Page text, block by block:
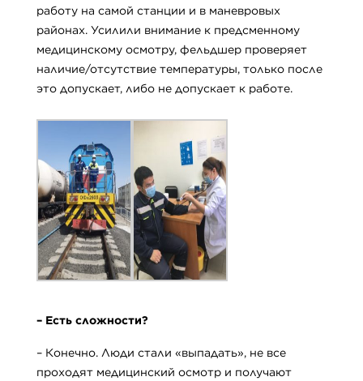
работу на самой станции и в маневровых
районах. Усилили внимание к предсменному
медицинскому осмотру, фельдшер проверяет
наличие/отсутствие температуры, только после
это допускает, либо не допускает к работе.
– Есть сложности?
– Конечно. Люди стали «выпадать», не все
проходят медицинский осмотр и получают